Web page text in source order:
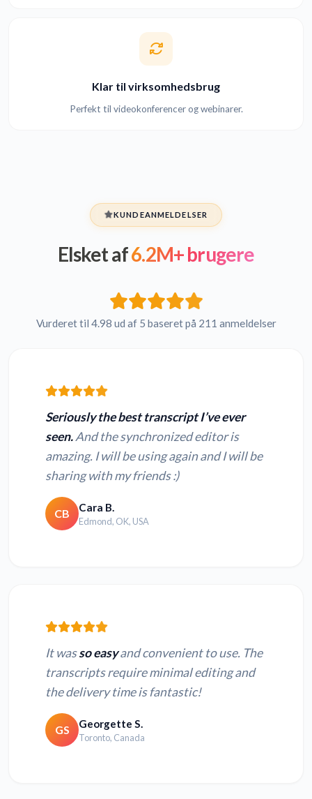
Klar til virksomhedsbrug
Perfekt til videokonferencer og webinarer.
KUNDEANMELDELSER
Elsket af6.2M+ brugere
Vurderet til 4.98 ud af 5 baseret på 211 anmeldelser
Seriously the best transcript I’ve ever
seen.And the synchronized editor is
amazing. I will be using again and I will be
sharing with my friends :)
CB Cara B.
Edmond, OK, USA
It wasso easyand convenient to use. The
transcripts require minimal editing and
the delivery time is fantastic!
GS Georgette S.
Toronto, Canada